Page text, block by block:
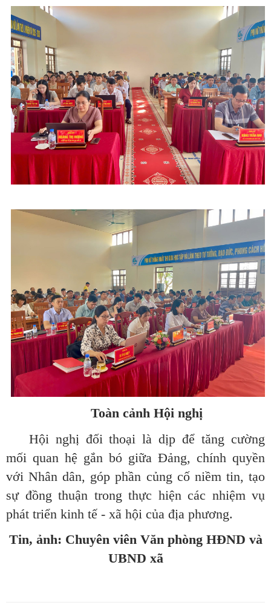
Toàn cảnh Hội nghị
Hội nghị đối thoại là dịp để tăng cường
mối quan hệ gắn bó giữa Đảng, chính quyền
với Nhân dân, góp phần củng cố niềm tin, tạo
sự đồng thuận trong thực hiện các nhiệm vụ
phát triển kinh tế - xã hội của địa phương.
Tin, ảnh: Chuyên viên Văn phòng HĐND và
UBND xã